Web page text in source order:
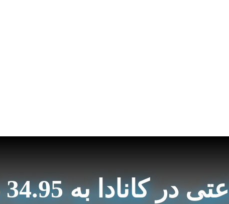
به 34.95 دلار رسیده است